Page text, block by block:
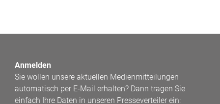
Anmelden
Sie wollen unsere aktuellen Medienmitteilungen
automatisch per E-Mail erhalten? Dann tragen Sie
einfach Ihre Daten in unseren Presseverteiler ein: